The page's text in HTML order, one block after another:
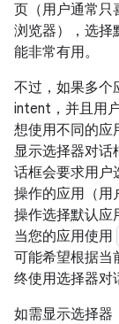
页（用户通常只
浏览器），选择
能非常有用。
不过，如果多个
intent，并且用
想使用不同的应
显示选择器对话
话框会要求用户
操作的应用（用
操作选择默认应
当您的应用使用
可能希望根据当
终使用选择器对
如需显示选择器